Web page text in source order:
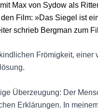
Max von Sydow als
Film: »Das Siegel ist
schrieb Bergman zum
Frömigkeit, einer
Überzeugung: Der
Erklärungen. In